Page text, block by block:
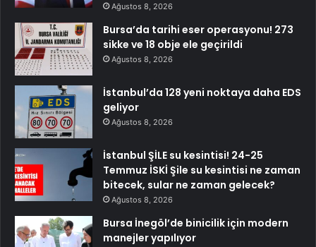
Ağustos 8, 2026
Bursa’da tarihi eser operasyonu! 273
sikke ve 18 obje ele geçirildi
Ağustos 8, 2026
İstanbul’da 128 yeni noktaya daha EDS
geliyor
Ağustos 8, 2026
İstanbul ŞİLE su kesintisi! 24-25
Temmuz İSKİ Şile su kesintisi ne zaman
bitecek, sular ne zaman gelecek?
Ağustos 8, 2026
Bursa İnegöl’de binicilik için modern
manejler yapılıyor